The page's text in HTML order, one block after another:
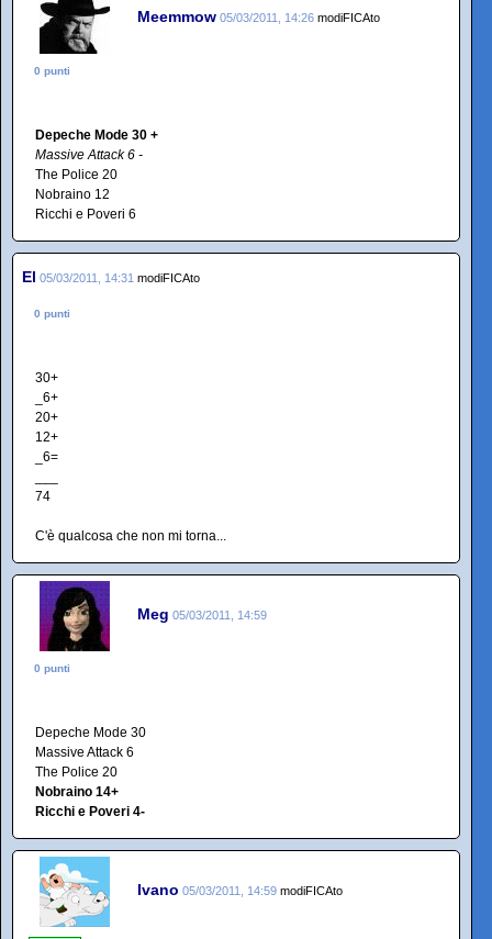
Meemmow 05/03/2011, 14:26 modiFICAto
0 punti
Depeche Mode 30 +
Massive Attack 6 -
The Police 20
Nobraino 12
Ricchi e Poveri 6
El 05/03/2011, 14:31 modiFICAto
0 punti
30+
_6+
20+
12+
_6=
74
C'è qualcosa che non mi torna...
Meg 05/03/2011, 14:59
0 punti
Depeche Mode 30
Massive Attack 6
The Police 20
Nobraino 14+
Ricchi e Poveri 4-
Ivano 05/03/2011, 14:59 modiFICAto